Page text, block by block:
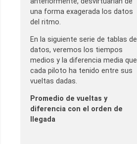
una forma exagerada los datos
del ritmo.
En la siguiente serie de tablas de
datos, veremos los tiempos
medios y la diferencia media que
cada piloto ha tenido entre sus
vueltas dadas.
Promedio de vueltas y
diferencia con el orden de
llegada